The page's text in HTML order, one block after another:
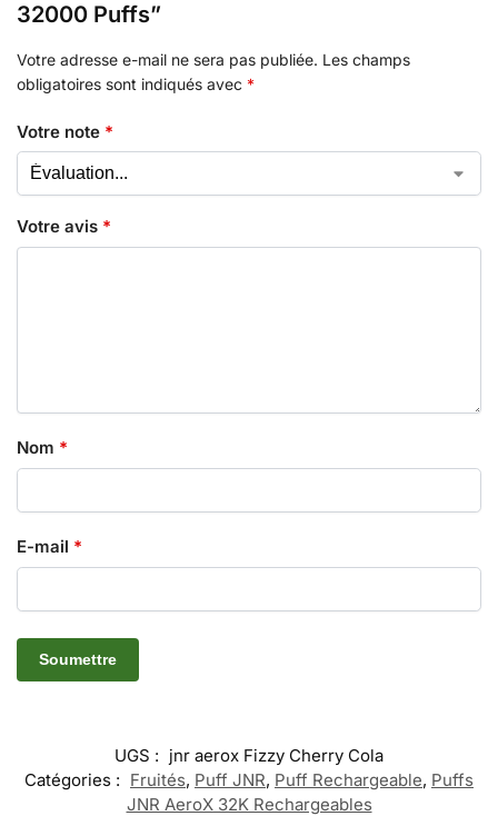
32000 Puffs”
Votre adresse e-mail ne sera pas publiée. Les champs
obligatoires sont indiqués avec *
Votre note *
Votre avis *
Nom *
E-mail *
UGS : jnr aerox Fizzy Cherry Cola
Catégories : Fruités, Puff JNR, Puff Rechargeable, Puffs
JNR AeroX 32K Rechargeables